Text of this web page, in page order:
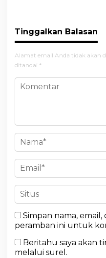
Tinggalkan Balasan
Alamat email Anda tidak akan
ditandai *
Simpan nama, email,
peramban ini untuk
Beritahu saya akan
melalui surel.